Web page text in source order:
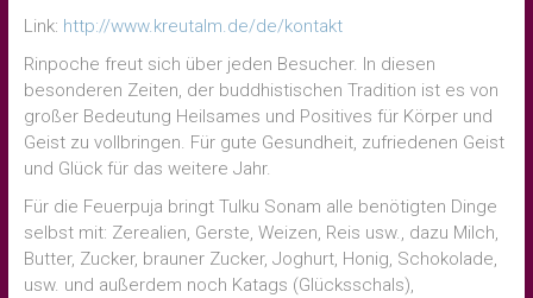
Link: http://www.kreutalm.de/de/kontakt
Rinpoche freut sich über jeden Besucher. In diesen
besonderen Zeiten, der buddhistischen Tradition ist es von
großer Bedeutung Heilsames und Positives für Körper und
Geist zu vollbringen.­ ­Für gute Gesundheit, zufriedenen Geist
und Glück für das weitere Jahr.
Für die Feuerpuja bringt Tulku Sonam alle benötigten Dinge
selbst mit: Zerealien, Gerste, Weizen, Reis usw., dazu Milch,
Butter, Zucker, brauner Zucker, Joghurt, Honig, Schokolade,
usw. und außerdem noch Katags (Glücksschals),